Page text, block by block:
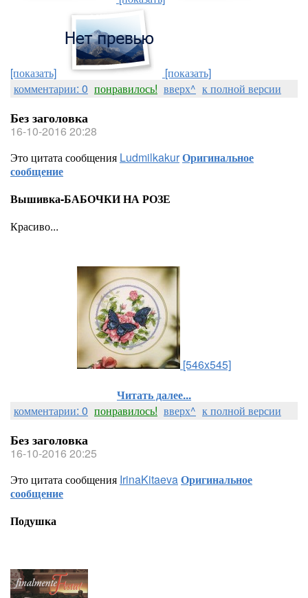
[показать]
[показать]
комментарии: 0 понравилось! вверх^ к полной версии
Без заголовка
16-10-2016 20:28
Это цитата сообщения LudmilkakurОригинальное
сообщение
Вышивка-БАБОЧКИ НА РОЗЕ
Красиво...
[546x545]
Читать далее...
комментарии: 0 понравилось! вверх^ к полной версии
Без заголовка
16-10-2016 20:25
Это цитата сообщения IrinaKitaevaОригинальное
сообщение
Подушка